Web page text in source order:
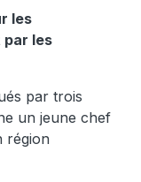
les
les
par trois
un jeune chef
région